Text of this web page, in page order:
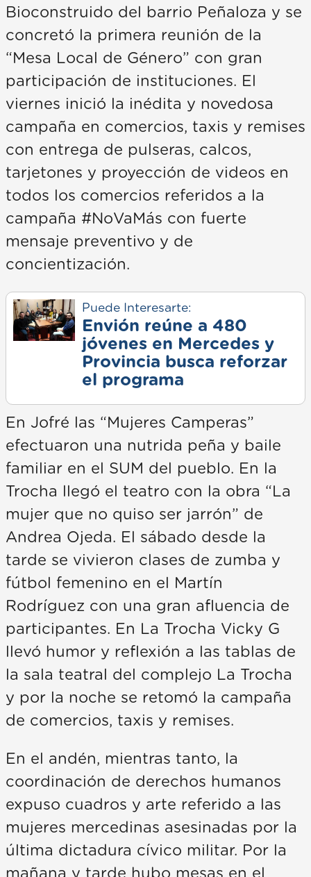
Bioconstruido del barrio Peñaloza y se
concretó la primera reunión de la
“Mesa Local de Género” con gran
participación de instituciones. El
viernes inició la inédita y novedosa
campaña en comercios, taxis y remises
con entrega de pulseras, calcos,
tarjetones y proyección de videos en
todos los comercios referidos a la
campaña #NoVaMás con fuerte
mensaje preventivo y de
concientización.
Puede Interesarte:
Envión reúne a 480
jóvenes en Mercedes y
Provincia busca reforzar
el programa
En Jofré las “Mujeres Camperas”
efectuaron una nutrida peña y baile
familiar en el SUM del pueblo. En la
Trocha llegó el teatro con la obra “La
mujer que no quiso ser jarrón” de
Andrea Ojeda. El sábado desde la
tarde se vivieron clases de zumba y
fútbol femenino en el Martín
Rodríguez con una gran afluencia de
participantes. En La Trocha Vicky G
llevó humor y reflexión a las tablas de
la sala teatral del complejo La Trocha
y por la noche se retomó la campaña
de comercios, taxis y remises.
En el andén, mientras tanto, la
coordinación de derechos humanos
expuso cuadros y arte referido a las
mujeres mercedinas asesinadas por la
última dictadura cívico militar. Por la
mañana y tarde hubo mesas en el